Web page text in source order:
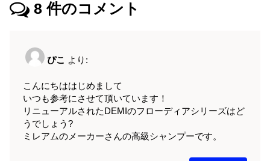
8 件のコメント
ぴこ より:
こんにちははじめまして
いつも参考にさせて頂いています！
リニューアルされたDEMIのフローディアシリーズはど
うでしょう?
ミレアムのメーカーさんの高級シャンプーです。